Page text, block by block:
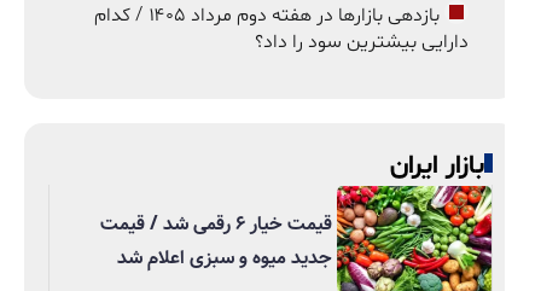
بازدهی بازارها در هفته دوم مرداد ۱۴۰۵ / کدام
دارایی بیشترین سود را داد؟
بازار ایران
قیمت خیار ۶ رقمی شد / قیمت
جدید میوه و سبزی اعلام شد